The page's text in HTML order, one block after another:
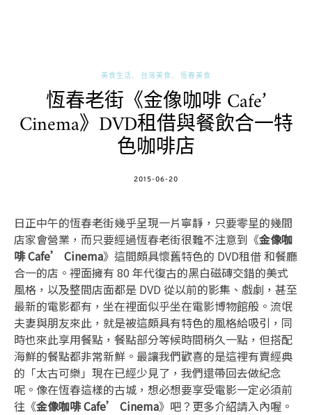
美食生活 台灣美食 恆春美食
恆春老街《金像咖啡 Cafe’
Cinema》DVD租借與餐飲合一特
色咖啡店
POSTED
2015-06-20
日正中午的恆春老街幾乎呈現一片寧靜，只要零星的幾間
店家會營業，而只要經過恆春老街很難不注意到《金像咖
啡 Cafe’ Cinema》這間頗具懷舊特色的 DVD租借 和餐廳
合一的店。裡面擁有 80 年代復古的黑白磁磚交錯的美式
風格，以及整間店面都是 DVD 從以前的影集、戲劇，甚至
最新的電影都有，坐在裡面似乎坐在電影博物館般。流氓
夫妻與朋友來此，就是被這頗具有特色的風格給吸引，同
時也來此享用餐點，餐點部分等候時間稍久一點，但搭配
海鮮的餐點都非常新鮮。最讓我們歡喜的是這裡有賣經典
的「太古可樂」現在已經少見了，我們還帶回去做紀念
呢。像在恆春這樣的古城，想必想要享受電影一定必須前
往《金像咖啡 Cafe’ Cinema》吧？更多介紹請入內喔。